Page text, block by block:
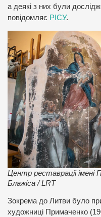
а деякі з них були
повідомляє РІСУ.
Центр реставрації імені
Блажіса / LRT
Зокрема до Литви було
художниці Примаченко